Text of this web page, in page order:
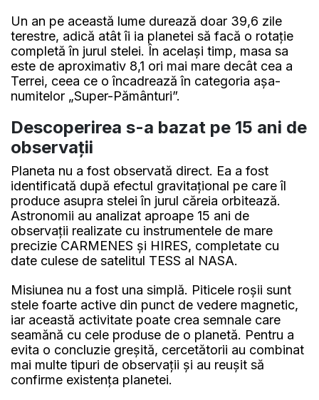
Un an pe această lume durează doar 39,6 zile
terestre, adică atât îi ia planetei să facă o rotație
completă în jurul stelei. În același timp, masa sa
este de aproximativ 8,1 ori mai mare decât cea a
Terrei, ceea ce o încadrează în categoria așa-
numitelor „Super-Pământuri”.
Descoperirea s-a bazat pe 15 ani de
observații
Planeta nu a fost observată direct. Ea a fost
identificată după efectul gravitațional pe care îl
produce asupra stelei în jurul căreia orbitează.
Astronomii au analizat aproape 15 ani de
observații realizate cu instrumentele de mare
precizie CARMENES și HIRES, completate cu
date culese de satelitul TESS al NASA.
Misiunea nu a fost una simplă. Piticele roșii sunt
stele foarte active din punct de vedere magnetic,
iar această activitate poate crea semnale care
seamănă cu cele produse de o planetă. Pentru a
evita o concluzie greșită, cercetătorii au combinat
mai multe tipuri de observații și au reușit să
confirme existența planetei.